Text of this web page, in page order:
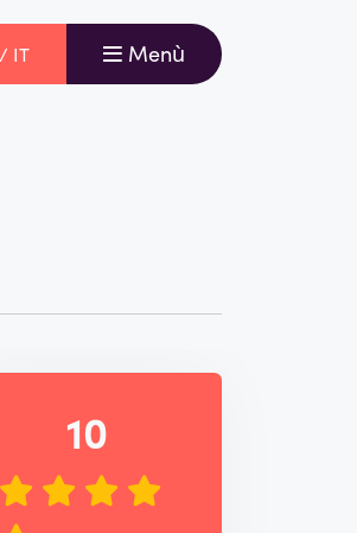
IT Menù
10